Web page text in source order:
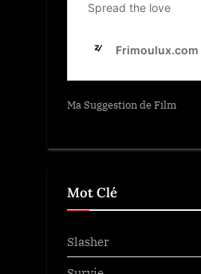
Ma Suggestion de Film
Mot Clé
Slasher